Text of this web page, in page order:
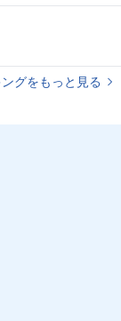
グをもっと見る